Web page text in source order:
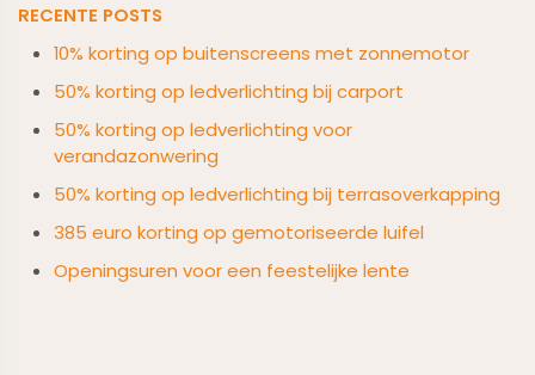
RECENTE POSTS
10% korting op buitenscreens met zonnemotor
50% korting op ledverlichting bij carport
50% korting op ledverlichting voor
verandazonwering
50% korting op ledverlichting bij terrasoverkapping
385 euro korting op gemotoriseerde luifel
Openingsuren voor een feestelijke lente